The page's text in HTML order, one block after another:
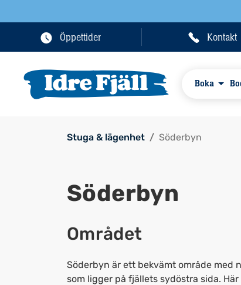
Öppettider Kontakt
Boka
Stuga & lägenhet Söderbyn
Söderbyn
Området
Söderbyn är ett bekvämt område med
som ligger på fjällets sydöstra sida.